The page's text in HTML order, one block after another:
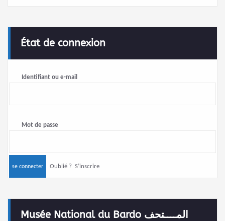
État de connexion
Identifiant ou e-mail
Mot de passe
Oublié ? S’inscrire
Musée National du Bardo المــــتحف